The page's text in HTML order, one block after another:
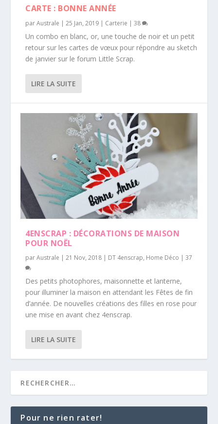
CARTE : BONNE ANNÉE
parAustrale |25 Jan, 2019 | Carterie |38
Un combo en blanc, or, une touche de noir et un petit
retour sur les cartes de vœux pour répondre au sketch
de janvier sur le forum Little Scrap.
LIRE LA SUITE
4ENSCRAP : DÉCORATIONS DE MAISON
POUR NOËL
parAustrale |21 Nov, 2018 | DT 4enscrap, Home Déco |37
Des petits photophores, maisonnette et lanterne,
pour illuminer la maison en attendant les Fêtes de fin
d’année. De nouvelles créations des filles en rose pour
une mise en avant chez 4enscrap.
LIRE LA SUITE
Pour ne rien rater!